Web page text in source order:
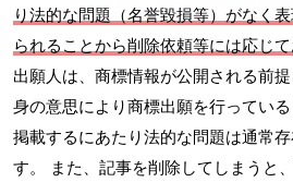
り法的な問題（名誉毀損等）がなく
られることから削除依頼等には応じ
出願人は、商標情報が公開される前
身の意思により商標出願を行ってい
掲載するにあたり法的な問題は通常
す。 また、記事を削除してしまうと